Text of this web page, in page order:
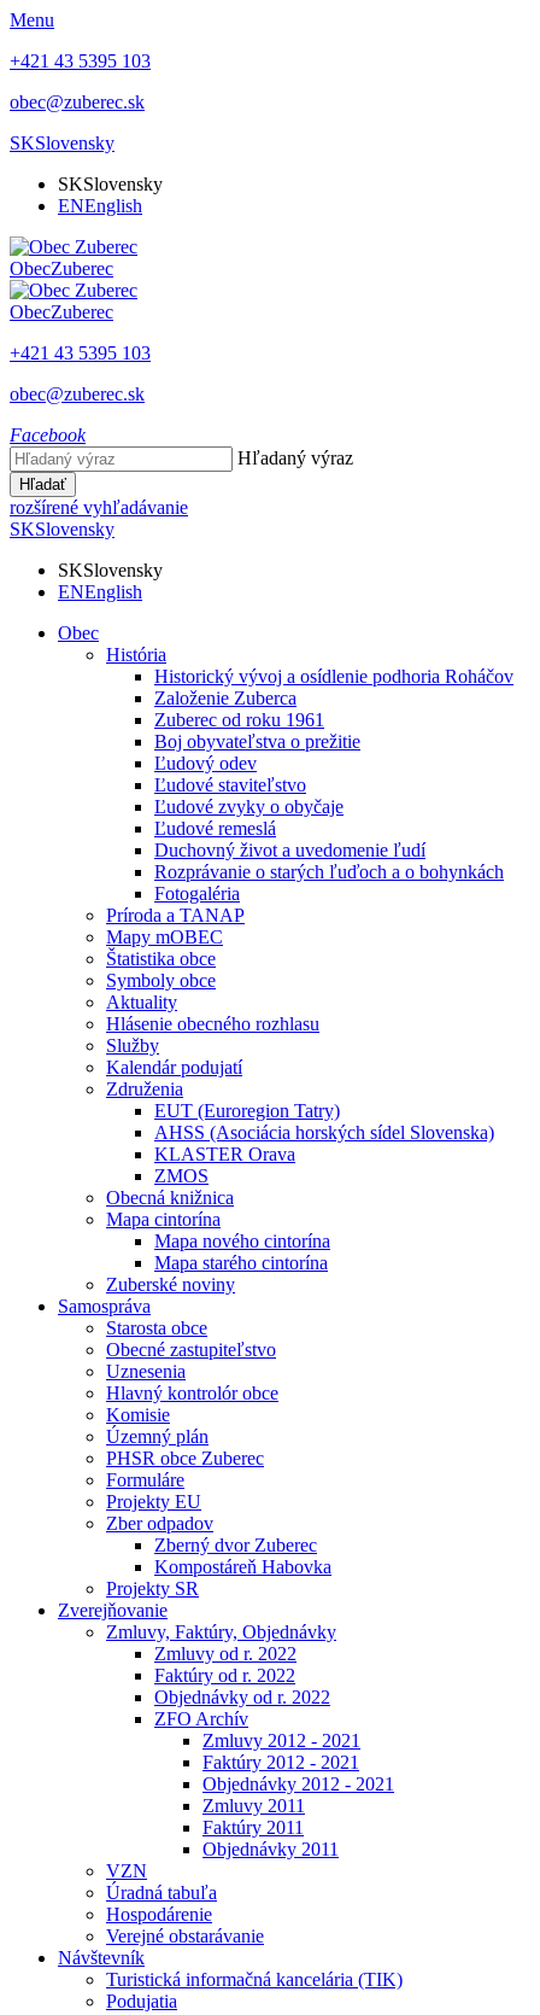
Menu
+421 43 5395 103
obec@zuberec.sk
SKSlovensky
SKSlovensky
ENEnglish
ObecZuberec
ObecZuberec
+421 43 5395 103
obec@zuberec.sk
Facebook
Hľadaný výraz
Hľadať
rozšírené vyhľadávanie
SKSlovensky
SKSlovensky
ENEnglish
Obec
História
Historický vývoj a osídlenie podhoria Roháčov
Založenie Zuberca
Zuberec od roku 1961
Boj obyvateľstva o prežitie
Ľudový odev
Ľudové staviteľstvo
Ľudové zvyky o obyčaje
Ľudové remeslá
Duchovný život a uvedomenie ľudí
Rozprávanie o starých ľuďoch a o bohynkách
Fotogaléria
Príroda a TANAP
Mapy mOBEC
Štatistika obce
Symboly obce
Aktuality
Hlásenie obecného rozhlasu
Služby
Kalendár podujatí
Združenia
EUT (Euroregion Tatry)
AHSS (Asociácia horských sídel Slovenska)
KLASTER Orava
ZMOS
Obecná knižnica
Mapa cintorína
Mapa nového cintorína
Mapa starého cintorína
Zuberské noviny
Samospráva
Starosta obce
Obecné zastupiteľstvo
Uznesenia
Hlavný kontrolór obce
Komisie
Územný plán
PHSR obce Zuberec
Formuláre
Projekty EU
Zber odpadov
Zberný dvor Zuberec
Kompostáreň Habovka
Projekty SR
Zverejňovanie
Zmluvy, Faktúry, Objednávky
Zmluvy od r. 2022
Faktúry od r. 2022
Objednávky od r. 2022
ZFO Archív
Zmluvy 2012 - 2021
Faktúry 2012 - 2021
Objednávky 2012 - 2021
Zmluvy 2011
Faktúry 2011
Objednávky 2011
VZN
Úradná tabuľa
Hospodárenie
Verejné obstarávanie
Návštevník
Turistická informačná kancelária (TIK)
Podujatia